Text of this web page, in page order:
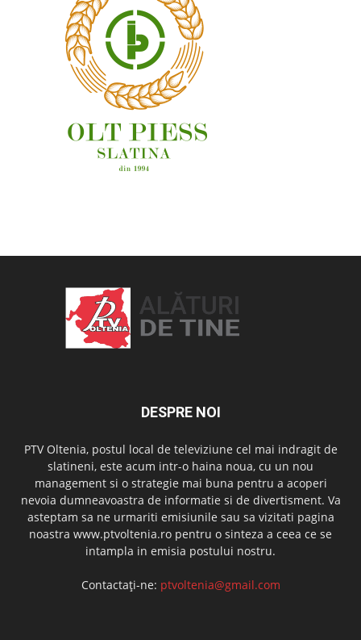
DESPRE NOI
PTV Oltenia, postul local de televiziune cel mai indragit de
slatineni, este acum intr-o haina noua, cu un nou
management si o strategie mai buna pentru a acoperi
nevoia dumneavoastra de informatie si de divertisment. Va
asteptam sa ne urmariti emisiunile sau sa vizitati pagina
noastra www.ptvoltenia.ro pentru o sinteza a ceea ce se
intampla in emisia postului nostru.
Contactați-ne: ptvoltenia@gmail.com